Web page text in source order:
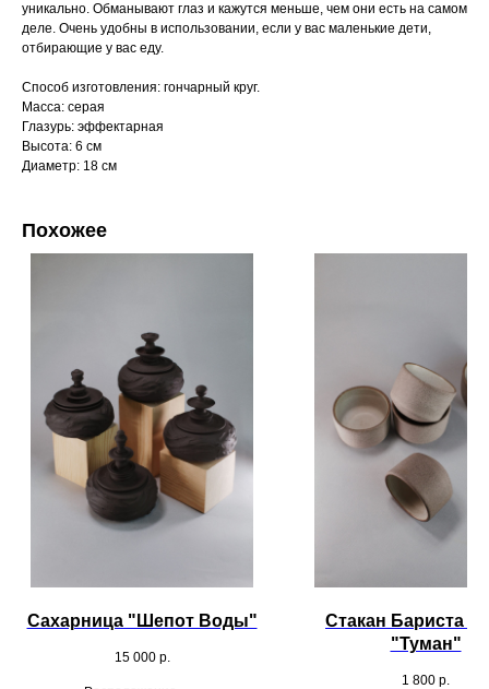
уникально. Обманывают глаз и кажутся меньше, чем они есть на самом
деле. Очень удобны в использовании, если у вас маленькие дети,
отбирающие у вас еду.
Способ изготовления: гончарный круг.
Масса: серая
Глазурь: эффектарная
Высота: 6 см
Диаметр: 18 см
Похожее
Сахарница "Шепот Воды"
15 000 р.
Стакан Бариста
"Туман"
1 800 р.